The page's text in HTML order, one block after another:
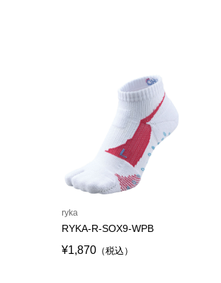
ryka
RYKA-R-SOX9-WPB
¥1,870 （税込）